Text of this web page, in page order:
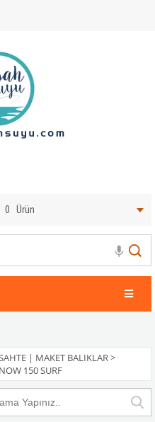
0 Ürün
| MAKET BALIKLAR>
150 SURF